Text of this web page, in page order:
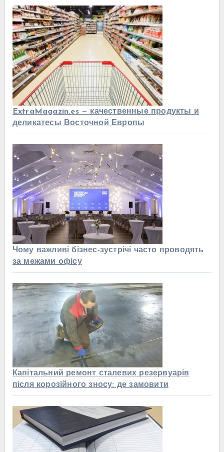
ExtraMagazin.es — качественные продукты и
деликатесы Восточной Европы
Чому важливі бізнес-зустрічі часто проводять
за межами офісу
Капітальний ремонт сталевих резервуарів
після корозійного зносу: де замовити